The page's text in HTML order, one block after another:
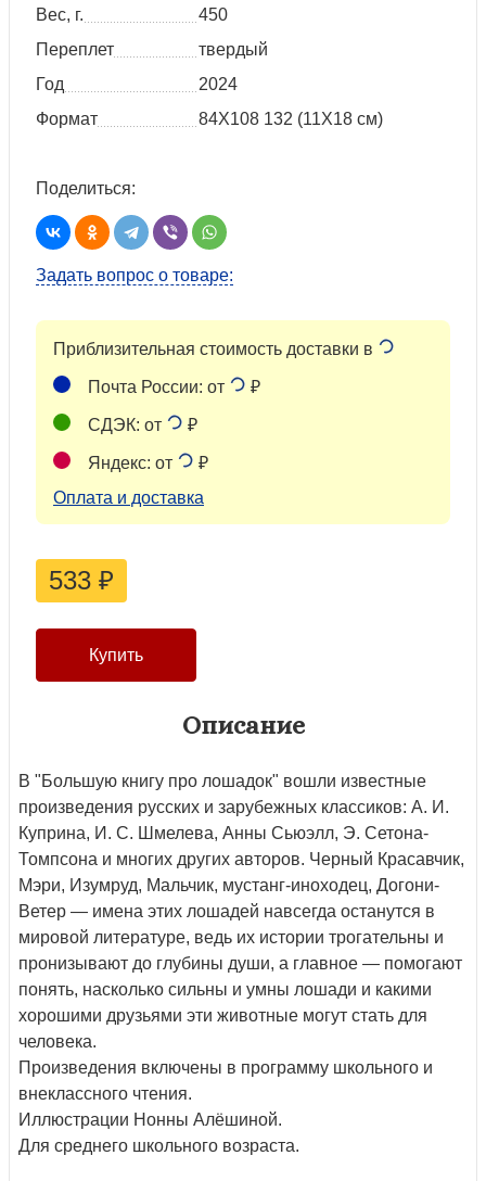
Вес, г.
450
Переплет
твердый
Год
2024
Формат
84Х108 132 (11Х18 см)
Поделиться:
Задать вопрос о товаре:
Приблизительная стоимость доставки в
Почта России: от ₽
СДЭК: от ₽
Яндекс: от
₽
Оплата и доставка
533 ₽
Описание
В "Большую книгу про лошадок" вошли известные
произведения русских и зарубежных классиков: А. И.
Куприна, И. С. Шмелева, Анны Сьюэлл, Э. Сетона-
Томпсона и многих других авторов. Черный Красавчик,
Мэри, Изумруд, Мальчик, мустанг-иноходец, Догони-
Ветер — имена этих лошадей навсегда останутся в
мировой литературе, ведь их истории трогательны и
пронизывают до глубины души, а главное — помогают
понять, насколько сильны и умны лошади и какими
хорошими друзьями эти животные могут стать для
человека.
Произведения включены в программу школьного и
внеклассного чтения.
Иллюстрации Нонны Алёшиной.
Для среднего школьного возраста.